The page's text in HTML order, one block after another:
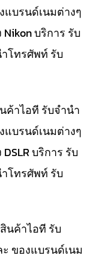
บรนด์เนมต่างๆ
บริการ รับ
โทรศัพท์ รับ
ค้าไอที รับจำนำ
บรนด์เนมต่างๆ
บริการ รับ
โทรศัพท์ รับ
นค้าไอที รับ
ของแบรนด์เนม